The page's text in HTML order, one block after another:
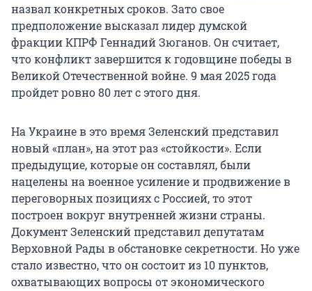
назвал конкретных сроков. Зато свое
предположение высказал лидер думской
фракции КПРФ Геннадий Зюганов. Он считает,
что конфликт завершится к годовщине победы в
Великой Отечественной войне. 9 мая 2025 года
пройдет ровно 80 лет с этого дня.
На Украине в это время Зеленский представил
новый «план», на этот раз «стойкости». Если
предыдущие, которые он составлял, были
нацелены на военное усиление и продвижение в
переговорных позициях с Россией, то этот
построен вокруг внутренней жизни страны.
Документ Зеленский представил депутатам
Верховной Рады в обстановке секретности. Но уже
стало известно, что он состоит из 10 пунктов,
охватывающих вопросы от экономического